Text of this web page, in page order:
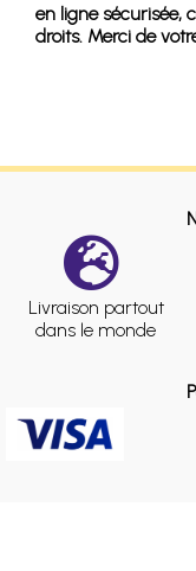
en ligne sécurisée,
droits. Merci de
Livraison partout
dans le monde